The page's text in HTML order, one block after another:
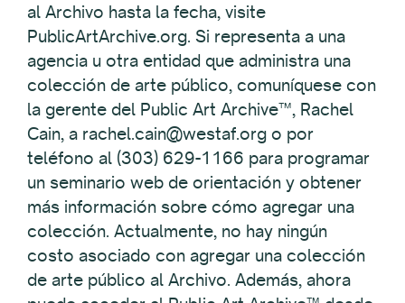
al Archivo hasta la fecha, visite
PublicArtArchive.org. Si representa a una
agencia u otra entidad que administra una
colección de arte público, comuníquese con
la gerente del Public Art Archive™, Rachel
Cain, a rachel.cain@westaf.org o por
teléfono al (303) 629-1166 para programar
un seminario web de orientación y obtener
más información sobre cómo agregar una
colección. Actualmente, no hay ningún
costo asociado con agregar una colección
de arte público al Archivo. Además, ahora